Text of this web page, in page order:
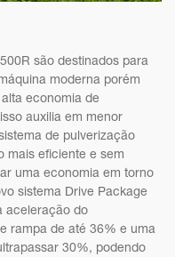
são destinados para
moderna porém
economia de
auxilia em menor
de pulverização
mais eficiente e sem
uma economia em torno
sistema Drive Package
aceleração do
rampa de até 36% e uma
30%, podendo